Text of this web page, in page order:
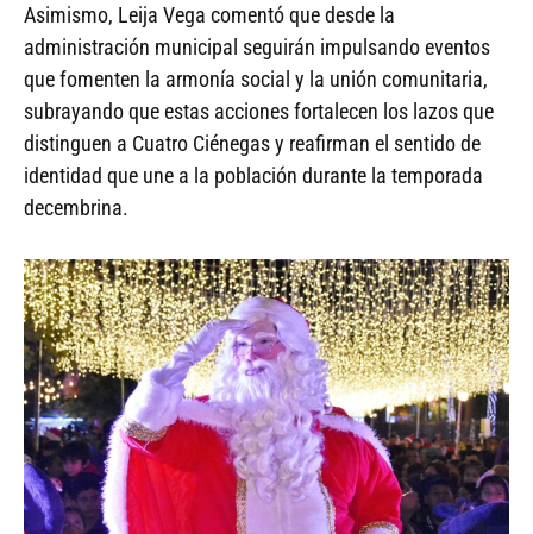
Asimismo, Leija Vega comentó que desde la
administración municipal seguirán impulsando eventos
que fomenten la armonía social y la unión comunitaria,
subrayando que estas acciones fortalecen los lazos que
distinguen a Cuatro Ciénegas y reafirman el sentido de
identidad que une a la población durante la temporada
decembrina.